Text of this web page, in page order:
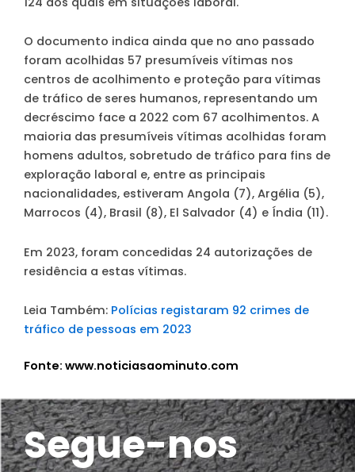
O documento indica ainda que no ano passado
foram acolhidas 57 presumíveis vítimas nos
centros de acolhimento e proteção para vítimas
de tráfico de seres humanos, representando um
decréscimo face a 2022 com 67 acolhimentos. A
maioria das presumíveis vítimas acolhidas foram
homens adultos, sobretudo de tráfico para fins de
exploração laboral e, entre as principais
nacionalidades, estiveram Angola (7), Argélia (5),
Marrocos (4), Brasil (8), El Salvador (4) e Índia (11).
Em 2023, foram concedidas 24 autorizações de
residência a estas vítimas.
Leia Também: Polícias registaram 92 crimes de
tráfico de pessoas em 2023
Fonte: www.noticiasaominuto.com
Segue-nos